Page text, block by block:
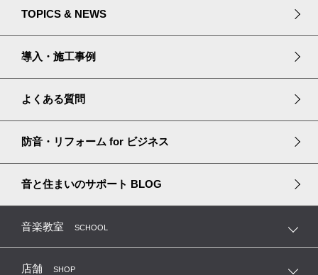
大切なペットと暮らす
防音・吸音プロダクト
リフォームソリューション
中古防音室ストックリスト
宮地楽器のセールスプライド
中古防音室購入ガイド
TOPICS & NEWS
導入・施工事例
よくある質問
防音・リフォーム for ビジネス
音と住まいのサポート BLOG
音楽教室 SCHOOL
店舗 SHOP